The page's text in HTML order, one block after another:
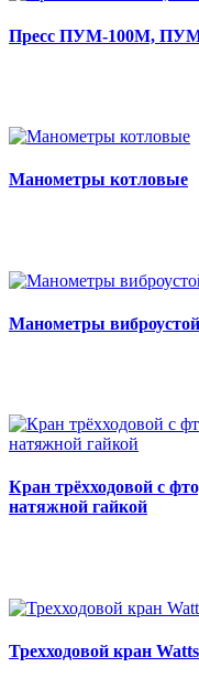
Пресс ПУМ-100М,
Манометры котловые
Манометры
Кран трёхходовой с
натяжной гайкой
Трехходовой кран Watts